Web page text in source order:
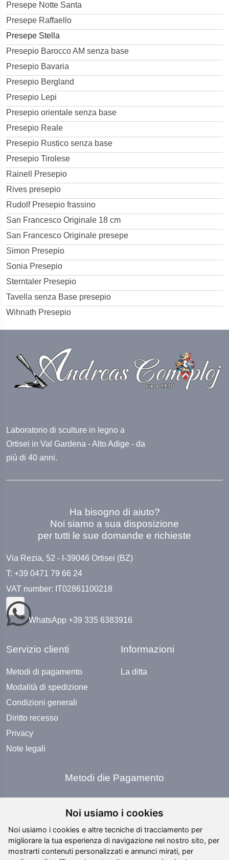
Noi usiamo i cookies
Noi usiamo i cookies e altre tecniche di tracciamento per
migliorare la tua esperienza di navigazione nel nostro sito, per
mostrarti contenuti personalizzati e annunci mirati, per
Presepe Notte Santa
Presepe Raffaello
Presepe Stella
Presepio Barocco AM senza base
Presepio Bavaria
Presepio Bergland
Presepio Lepi
Presepio orientale senza base
Presepio Reale
Presepio Rustico senza base
Presepio Tirolese
Rainell Presepio
Rives presepio
Rudolf Presepio frassino
San Francesco Originale 18 cm
San Francesco Originale presepe
Simon Presepio
Sonia Presepio
Sterntaler Presepio
Tavella senza Base presepio
Wihnath Presepio
Laboratorio di sculture in legno a
Ortisei in Val Gardena - Alto Adige - da
più di 40 anni.
Ha bisogno di aiuto?
Noi siamo a sua disposizione
per tutti le sue domande e richieste
Via Rezia, 52 - I-39046 Ortisei (BZ)
T: +39 0471 79 66 24
VAT number: IT02861100218
WhatsApp +39 335 6383916
Servizio clienti
Metodi di pagamento
Modalità di spedizione
Condizioni generali
Diritto recesso
Privacy
Note legali
Informazioni
La ditta
Metodi die Pagamento
Social Media